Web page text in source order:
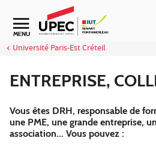
Aller au contenu
Navigation secondaire
MENU
Université Paris-Est Créteil
ENTREPRISE,
Vous êtes DRH, responsable de
une PME, une grande entreprise,
association... Vous pouvez :